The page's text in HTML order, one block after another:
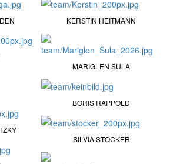
KERSTIN HEITMANN
MARIGLEN SULA
BORIS RAPPOLD
SILVIA STOCKER